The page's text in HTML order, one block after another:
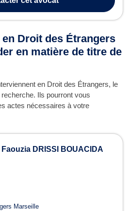
Droit des Étrangers
en matière de titre de
en Droit des Étrangers, le
Ils pourront vous
actes nécessaires à votre
Faouzia DRISSI BOUACIDA
Marseille